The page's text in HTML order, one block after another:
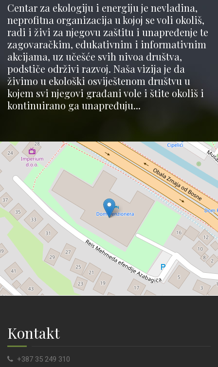
Centar za ekologiju i energiju je nevladina,
neprofitna organizacija u kojoj se voli okoliš,
radi i živi za njegovu zaštitu i unapređenje te
zagovaračkim, edukativnim i informativnim
akcijama, uz učešće svih nivoa društva,
podstiče održivi razvoj. Naša vizija je da
živimo u ekološki osviještenom društvu u
kojem svi njegovi građani vole i štite okoliš i
kontinuirano ga unapređuju...
Kontakt
+387 35 249 310